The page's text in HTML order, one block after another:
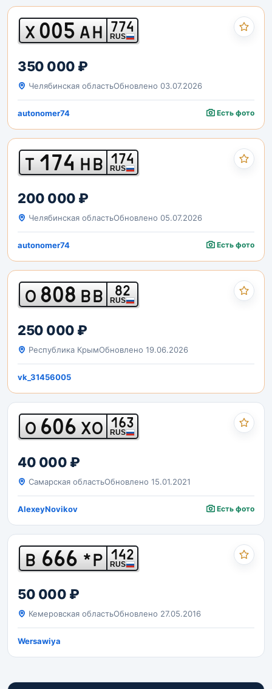
Х 005 АН 774
RUS
350 000 ₽
Челябинская областьОбновлено 03.07.2026
autonomer74 Есть фото
Т 174 НВ 174
RUS
200 000 ₽
Челябинская областьОбновлено 05.07.2026
autonomer74 Есть фото
О 808 ВВ 82
RUS
250 000 ₽
Республика КрымОбновлено 19.06.2026
vk_31456005
О 606 ХО 163
RUS
40 000 ₽
Самарская областьОбновлено 15.01.2021
AlexeyNovikov Есть фото
В 666 *Р 142
RUS
50 000 ₽
Кемеровская областьОбновлено 27.05.2016
Wersawiya